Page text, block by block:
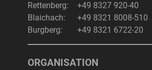
Rettenberg:
+49 8327 920-40
Blaichach:
+49 8321 8008-510
Burgberg:
+49 8321 6722-20
ORGANISATION